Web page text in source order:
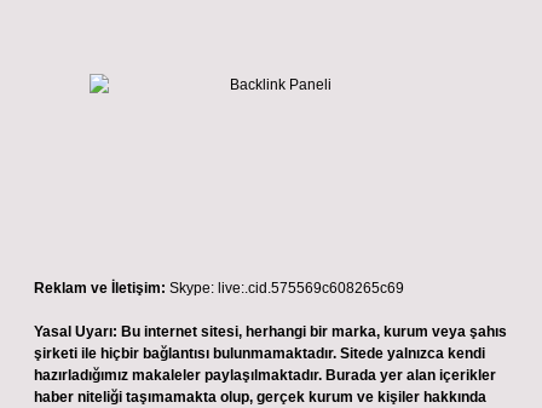
Reklam ve İletişim: Skype: live:.cid.575569c608265c69
Yasal Uyarı: Bu internet sitesi, herhangi bir marka, kurum veya şahıs
şirketi ile hiçbir bağlantısı bulunmamaktadır. Sitede yalnızca kendi
hazırladığımız makaleler paylaşılmaktadır. Burada yer alan içerikler
haber niteliği taşımamakta olup, gerçek kurum ve kişiler hakkında